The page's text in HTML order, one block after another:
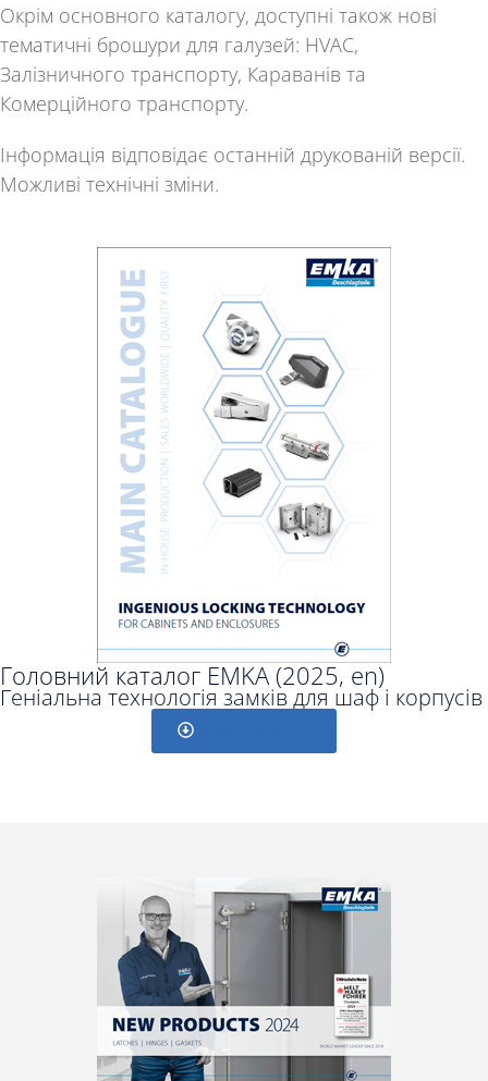
Окрім основного каталогу, доступні також нові
тематичні брошури для галузей: HVAC,
Залізничного транспорту, Караванів та
Комерційного транспорту.
Інформація відповідає останній друкованій версії.
Можливі технічні зміни.
Головний каталог EMKA (2025, en)
Геніальна технологія замків для шаф і корпусів